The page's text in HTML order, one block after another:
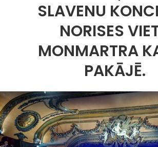
SLAVENU
NORISES
MONMARTRA
PAKĀJĒ.